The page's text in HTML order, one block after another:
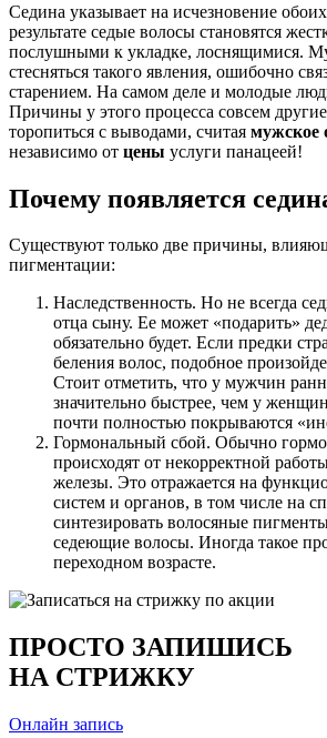
Седина указывает на исчезновение
результате седые волосы становятся
послушными к укладке, лоснящимися.
стесняться такого явления, ошибочно
старением. На самом деле и молодые
Причины у этого процесса совсем
торопиться с выводами, считая мужское
независимо от цены услуги панацеей!
Почему появляется
Существуют только две причины,
пигментации:
Наследственность. Но не всегда
отца сыну. Ее может «подарить»
обязательно будет. Если предки
беления волос, подобное
Стоит отметить, что у мужчин
значительно быстрее, чем у
почти полностью покрываются
Гормональный сбой. Обычно
происходят от некорректной
железы. Это отражается на
систем и органов, в том числе на
синтезировать волосяные
седеющие волосы. Иногда такое
переходном возрасте.
ПРОСТО ЗАПИШИСЬ
НА СТРИЖКУ
Онлайн запись